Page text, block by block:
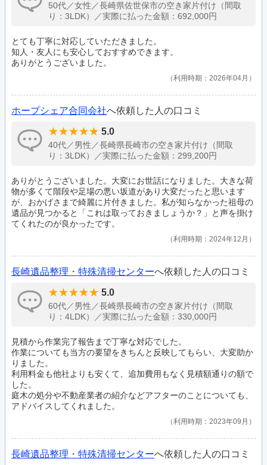
50代／女性／長崎県佐世保市の空き家片付け（間取
り：3LDK）／実際に払った金額：692,000円
とても丁寧に対応していただきました。
知人・友人にも安心しておすすめできます。
ありがとうございました。
利用時期：2026年04月
ホープシェア合同会社へ依頼した人の口コミ
5.0
40代／男性／長崎県長崎市の空き家片付け（間取
り：3LDK）／実際に払った金額：299,200円
ありがとうございました。大変にお世話になりました。大きな荷
物が多くて階段や足場の悪い坂道があり大変だったと思います
が、おかげさまで綺麗に片付きました。私が知らなかった祖母の
遺品が見つかると「これは取っておきましょうか？」と声を掛け
てくれたのが良かったです。
利用時期：2024年12月
長崎遺品整理・特殊清掃センターへ依頼した人の口コミ
5.0
60代／男性／長崎県長崎市の空き家片付け（間取
り：4LDK）／実際に払った金額：330,000円
見積から作業完了報告まで丁寧な対応でした。
作業についても当方の要望をきちんと反映してもらい、大変助か
りました。
利用料金も他社よりも安くて、追加費用もなく見積額通りの額で
した。
庭木の処分や不動産業者の紹介などアフターのことについても、
アドバイスしてくれました。
利用時期：2023年09月
長崎遺品整理・特殊清掃センターへ依頼した人の口コミ